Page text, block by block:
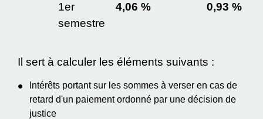
1er
semestre
4,06 % 0,93 %
Il sert à calculer les éléments suivants :
Intérêts portant sur les sommes à verser en cas de
retard d'un paiement ordonné par une décision de
justice